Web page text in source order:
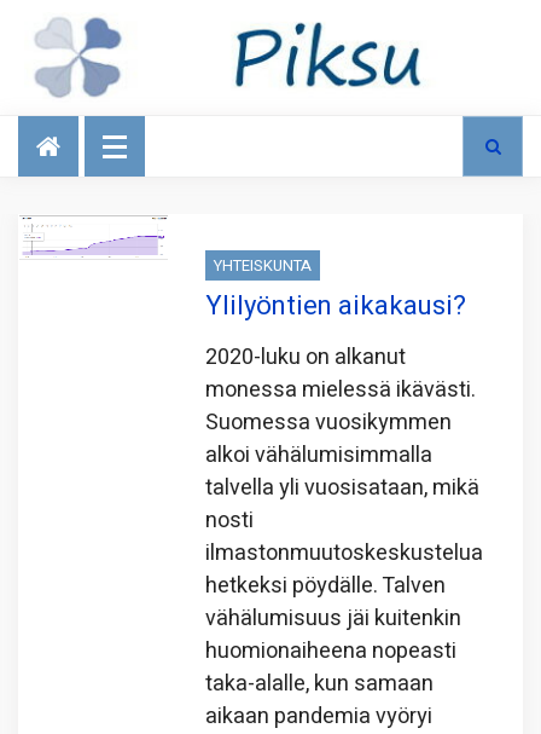
Talous
YHTEISKUNTA
Ylilyöntien aikakausi?
2020-luku on alkanut
monessa mielessä ikävästi.
Suomessa vuosikymmen
alkoi vähälumisimmalla
talvella yli vuosisataan, mikä
nosti
ilmastonmuutoskeskustelua
hetkeksi pöydälle. Talven
vähälumisuus jäi kuitenkin
huomionaiheena nopeasti
taka-alalle, kun samaan
aikaan pandemia vyöryi